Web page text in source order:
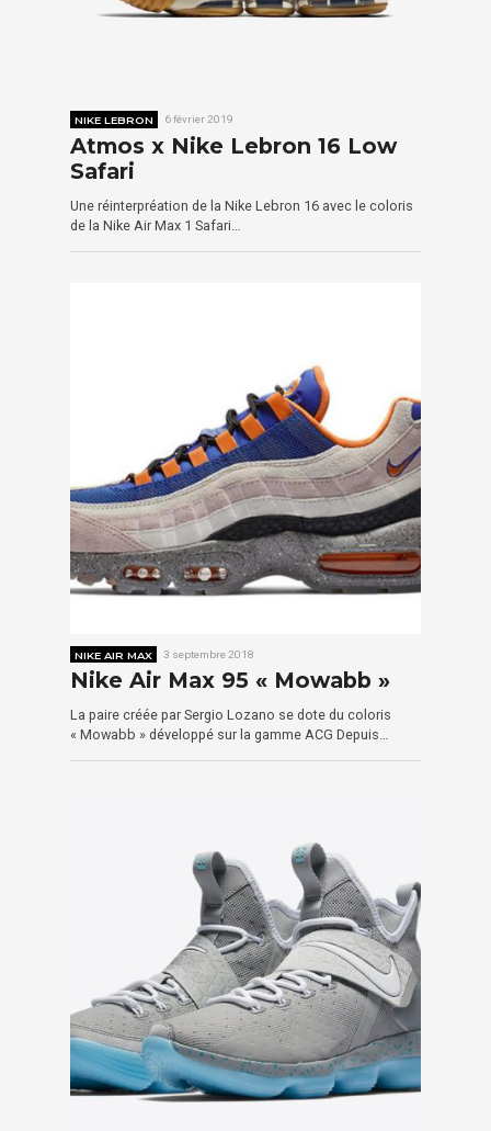
NIKE LEBRON 6 février 2019
Atmos x Nike Lebron 16 Low
Safari
Une réinterpréation de la Nike Lebron 16 avec le coloris
de la Nike Air Max 1 Safari…
NIKE AIR MAX 3 septembre 2018
Nike Air Max 95 « Mowabb »
La paire créée par Sergio Lozano se dote du coloris
« Mowabb » développé sur la gamme ACG Depuis…